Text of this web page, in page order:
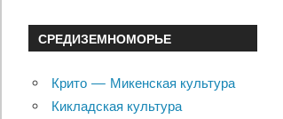
СРЕДИЗЕМНОМОРЬЕ
Крито — Микенская культура
Кикладская культура